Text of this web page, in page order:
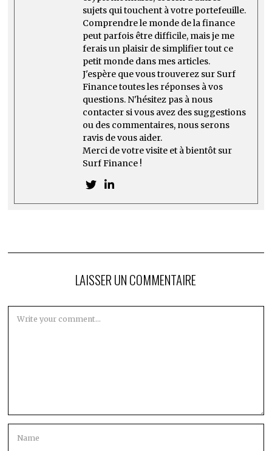
sujets qui touchent à votre portefeuille.
Comprendre le monde de la finance
peut parfois être difficile, mais je me
ferais un plaisir de simplifier tout ce
petit monde dans mes articles.
J'espère que vous trouverez sur Surf
Finance toutes les réponses à vos
questions. N'hésitez pas à nous
contacter si vous avez des suggestions
ou des commentaires, nous serons
ravis de vous aider.
Merci de votre visite et à bientôt sur
Surf Finance !
LAISSER UN COMMENTAIRE